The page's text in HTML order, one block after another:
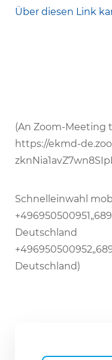
Über diesen Link
(An Zoom-Meeting
https://​ekmd​-
Schnell­ein­wahl
Deutschland
Deutschland)